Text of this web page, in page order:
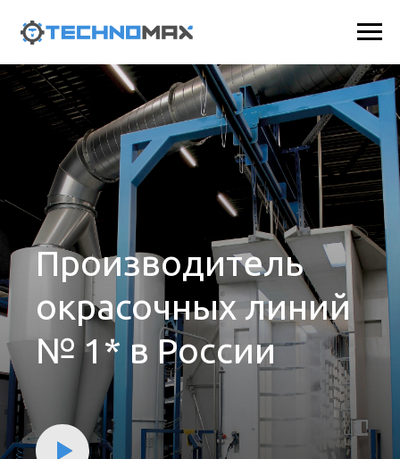
Производитель
окрасочных линий
№ 1* в России